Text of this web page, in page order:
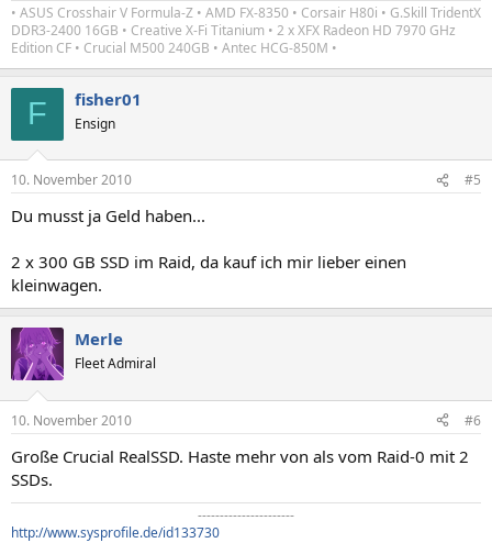
• ASUS Crosshair V Formula-Z • AMD FX-8350 • Corsair H80i • G.Skill TridentX
DDR3-2400 16GB • Creative X-Fi Titanium • 2 x XFX Radeon HD 7970 GHz
Edition CF • Crucial M500 240GB • Antec HCG-850M •
F fisher01
Ensign
10. November 2010 #5
Du musst ja Geld haben...
2 x 300 GB SSD im Raid, da kauf ich mir lieber einen
kleinwagen.
Merle
Fleet Admiral
10. November 2010 #6
Große Crucial RealSSD. Haste mehr von als vom Raid-0 mit 2
SSDs.
----------------------​
http://www.sysprofile.de/id133730